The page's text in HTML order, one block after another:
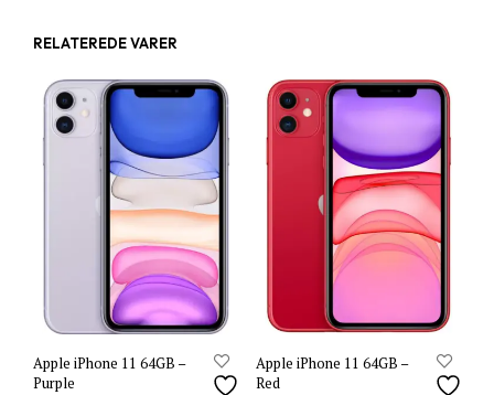
RELATEREDE VARER
Apple iPhone 11 64GB –
Purple
Apple iPhone 11 64GB –
Red